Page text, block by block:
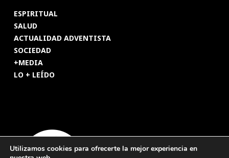
ESPIRITUAL
SALUD
ACTUALIDAD ADVENTISTA
SOCIEDAD
+MEDIA
LO + LEÍDO
Utilizamos cookies para ofrecerte la mejor experiencia en